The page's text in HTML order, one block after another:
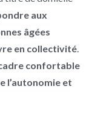
aux
âgées
en collectivité.
confortable
l’autonomie et